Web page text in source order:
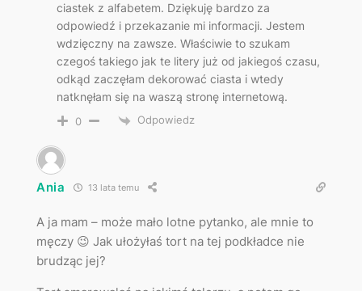
ciastek z alfabetem. Dziękuję bardzo za
odpowiedź i przekazanie mi informacji. Jestem
wdzięczny na zawsze. Właściwie to szukam
czegoś takiego jak te litery już od jakiegoś czasu,
odkąd zaczęłam dekorować ciasta i wtedy
natknęłam się na waszą stronę internetową.
0 Odpowiedz
Ania 13 lata temu
A ja mam – może mało lotne pytanko, ale mnie to
męczy 😉 Jak ułożyłaś tort na tej podkładce nie
brudząc jej?